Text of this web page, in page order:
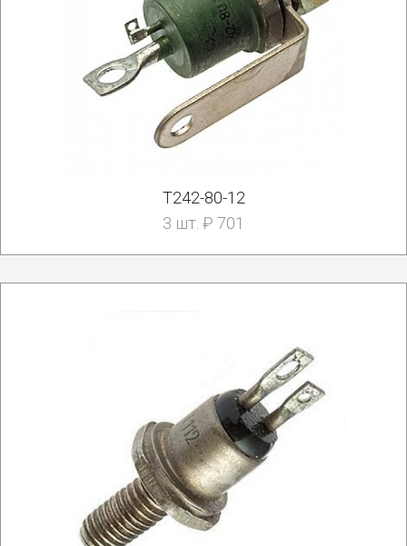
Т242-80-12
3 шт. ₽ 701